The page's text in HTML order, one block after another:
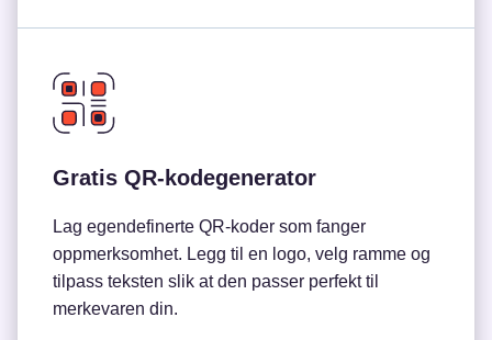
Gratis QR-kodegenerator
Lag egendefinerte QR-koder som fanger
oppmerksomhet. Legg til en logo, velg ramme og
tilpass teksten slik at den passer perfekt til
merkevaren din.